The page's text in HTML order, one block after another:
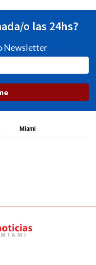
o las 24hs?
Newsletter
Miami